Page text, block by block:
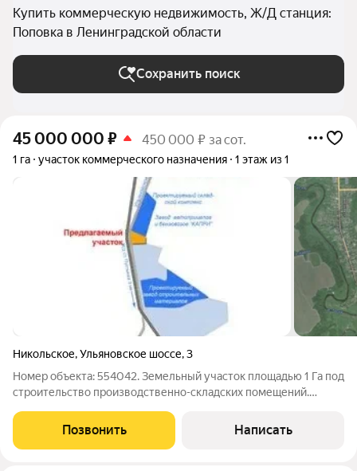
Купить коммерческую недвижимость, Ж/Д станция:
Поповка в Ленинградской области
Сохранить поиск
45 000 000 ₽ 450 000 ₽ за сот.
1 га участок коммерческого назначения 1 этаж из 1
Никольское,Ульяновское шоссе,3
Номер объекта: 554042. Земельный участок площадью 1 Га под
строительство производственно-складских помещений.
составляет 43 Га Категория земель: Земли населённых
пунктов, для размещения объектов
Позвонить Написать